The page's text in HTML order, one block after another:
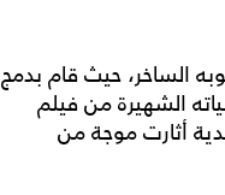
الساخر، حيث قام بدمج
الشهيرة من فيلم
أثارت موجة من